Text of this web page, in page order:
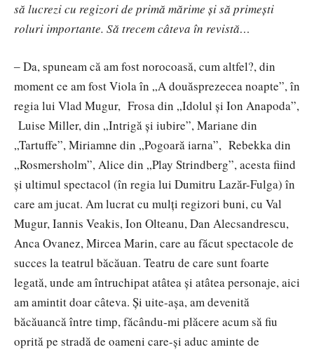
să lucrezi cu regizori de primă mărime și să primești
roluri importante. Să trecem câteva în revistă…
‒ Da, spuneam că am fost norocoasă, cum altfel?, din
moment ce am fost Viola în „A douăsprezecea noapte”, în
regia lui Vlad Mugur, Frosa din „Idolul și Ion Anapoda”,
Luise Miller, din „Intrigă și iubire”, Mariane din
„Tartuffe”, Miriamne din „Pogoară iarna”, Rebekka din
„Rosmersholm”, Alice din „Play Strindberg”, acesta fiind
și ultimul spectacol (în regia lui Dumitru Lazăr-Fulga) în
care am jucat. Am lucrat cu mulți regizori buni, cu Val
Mugur, Iannis Veakis, Ion Olteanu, Dan Alecsandrescu,
Anca Ovanez, Mircea Marin, care au făcut spectacole de
succes la teatrul băcăuan. Teatru de care sunt foarte
legată, unde am întruchipat atâtea și atâtea personaje, aici
am amintit doar câteva. Și uite-așa, am devenită
băcăuancă între timp, făcându-mi plăcere acum să fiu
oprită pe stradă de oameni care-și aduc aminte de